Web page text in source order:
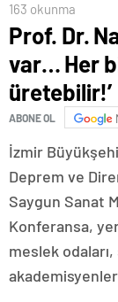
163 okunma
Prof. Dr.
var… Her
üretebilir!’
ABONE OL
İzmir
Deprem ve
Saygun Sanat
Konferansa,
meslek
akademisyenler